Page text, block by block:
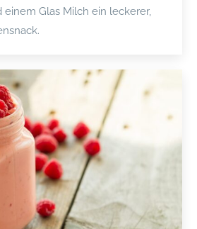
einem Glas Milch ein leckerer,